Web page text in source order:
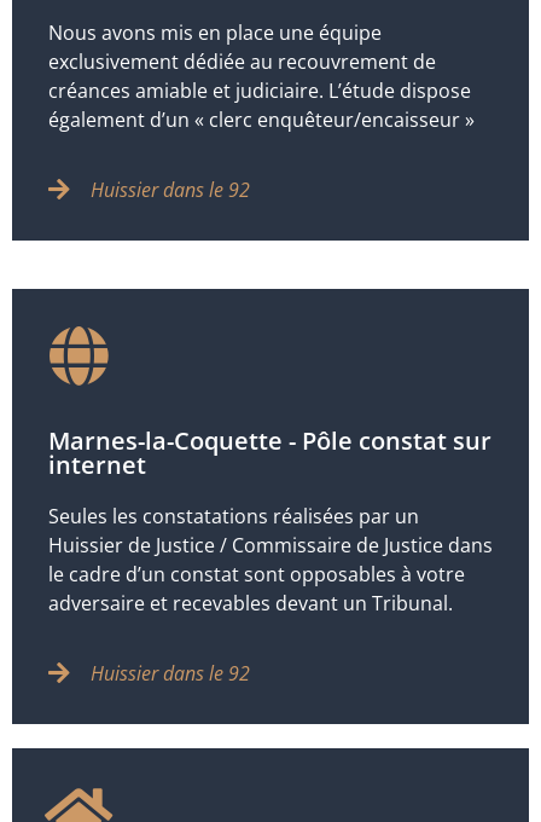
Nous avons mis en place une équipe
exclusivement dédiée au recouvrement de
créances amiable et judiciaire. L’étude dispose
également d’un « clerc enquêteur/encaisseur »
Huissier dans le 92
Marnes-la-Coquette - Pôle constat sur
internet
Seules les constatations réalisées par un
Huissier de Justice / Commissaire de Justice dans
le cadre d’un constat sont opposables à votre
adversaire et recevables devant un Tribunal.
Huissier dans le 92